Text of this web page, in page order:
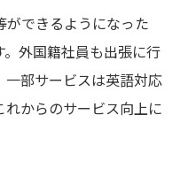
ができるようになった
外国籍社員も出張に行
一部サービスは英語対応
れからのサービス向上に